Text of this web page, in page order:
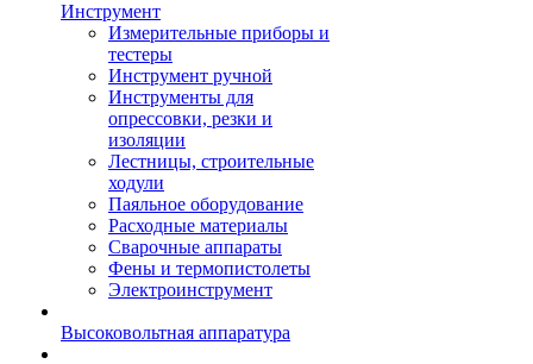
Инструмент
Измерительные приборы и
тестеры
Инструмент ручной
Инструменты для
опрессовки, резки и
изоляции
Лестницы, строительные
ходули
Паяльное оборудование
Расходные материалы
Сварочные аппараты
Фены и термопистолеты
Электроинструмент
Высоковольтная аппаратура